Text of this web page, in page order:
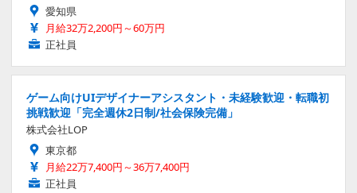
愛知県
月給32万2,200円～60万円
正社員
ゲーム向けUIデザイナーアシスタント・未経験歓迎・転職初
挑戦歓迎「完全週休2日制/社会保険完備」
株式会社LOP
東京都
月給22万7,400円～36万7,400円
正社員